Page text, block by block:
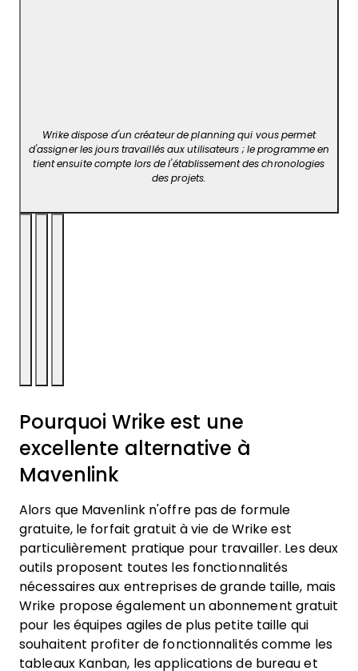
Wrike dispose d'un créateur de planning qui vous permet
d'assigner les jours travaillés aux utilisateurs ; le programme en
tient ensuite compte lors de l'établissement des chronologies
des projets.
Pourquoi Wrike est une
excellente alternative à
Mavenlink
Alors que Mavenlink n'offre pas de formule
gratuite, le forfait gratuit à vie de Wrike est
particulièrement pratique pour travailler. Les deux
outils proposent toutes les fonctionnalités
nécessaires aux entreprises de grande taille, mais
Wrike propose également un abonnement gratuit
pour les équipes agiles de plus petite taille qui
souhaitent profiter de fonctionnalités comme les
tableaux Kanban, les applications de bureau et